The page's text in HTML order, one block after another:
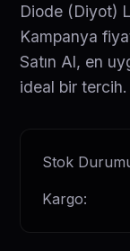
Diode (Diyot)
Kampanya
Satın Al, en
ideal bir tercih.
Stok
Kargo: